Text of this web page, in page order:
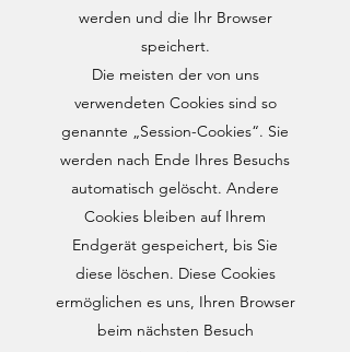
werden und die Ihr Browser
speichert.
Die meisten der von uns
verwendeten Cookies sind so
genannte „Session-Cookies“. Sie
werden nach Ende Ihres Besuchs
automatisch gelöscht. Andere
Cookies bleiben auf Ihrem
Endgerät gespeichert, bis Sie
diese löschen. Diese Cookies
ermöglichen es uns, Ihren Browser
beim nächsten Besuch